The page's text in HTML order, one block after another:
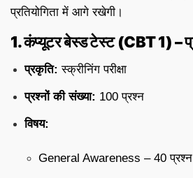
प्रतियोगिता में आगे रखेगी।
1. कंप्यूटर बेस्ड टेस्ट (CBT 1) –
प्रकृति: स्क्रीनिंग परीक्षा
प्रश्नों की संख्या: 100 प्रश्न
विषय:
General Awareness – 40 प्रश्न